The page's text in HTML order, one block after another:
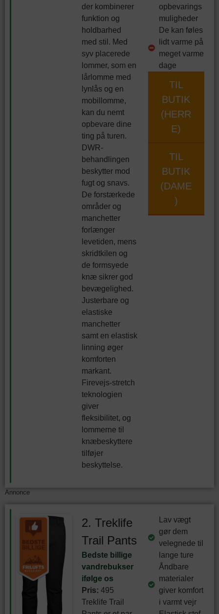
der kombinerer
funktion og
holdbarhed
med stil. Med
syv placerede
lommer, som en
lårlomme med
lynlås og en
mobillomme,
kan du nemt
opbevare dine
ting på turen.
DWR-
behandlingen
beskytter mod
fugt og snavs.
De forstærkede
områder og
manchetter
forlænger
levetiden, mens
skridtkilen og
de formsyede
knæ sikrer god
bevægelighed.
Justerbare og
elastiske
manchetter
samt en elastisk
linning øger
komforten
markant.
Firevejs-stretch
teknologien
giver
fleksibilitet, og
lommerne til
knæbeskyttere
tilføjer
beskyttelse.
opbevarings
muligheder
De kan føles
lidt varme på
meget varme
dage
TIL
BUTIK
(HERR
E)
TIL
BUTIK
(DAME
)
Annonce
2. Treklife
Trail Pants
Bedste billige
vandrebukser
ifølge os
Pris: 495
Treklife Trail
Lav vægt
gør dem
velegnede til
lange ture
Åndbare
materialer
giver komfort
i varmt vejr